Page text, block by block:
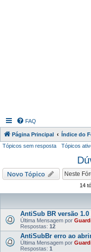
FAQ
Página Principal Índice do
Tópicos sem resposta Tópicos
Novo Tópico
14
AntiSub BR versão 1.0
Última Mensagem por
Respostas: 12
AntiSubBr erro ao
Última Mensagem por
Respostas: 1